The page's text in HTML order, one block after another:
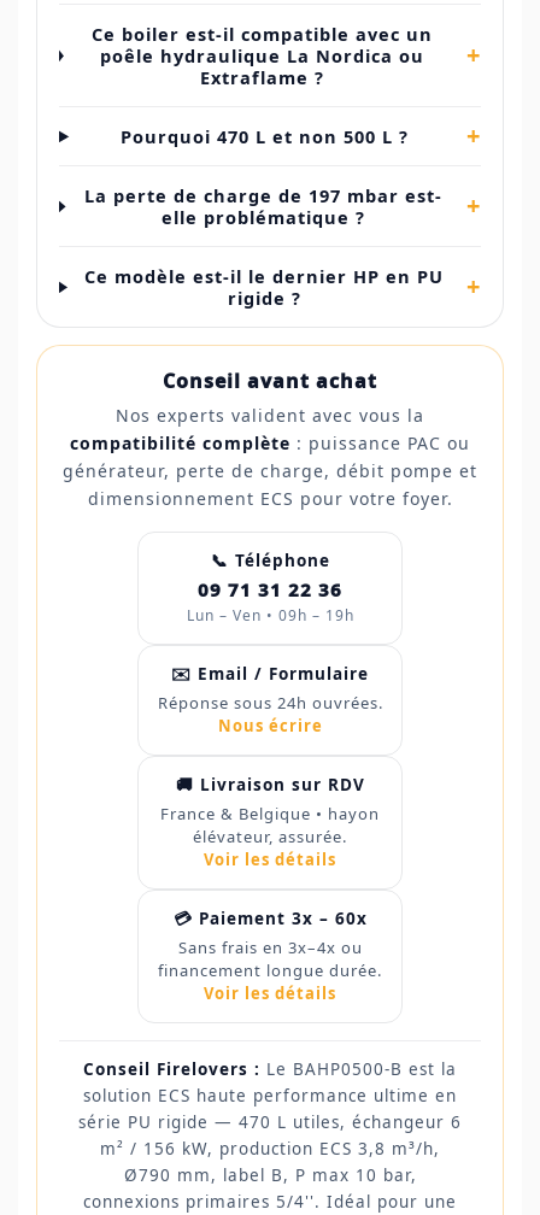
Ce boiler est-il compatible avec un
poêle hydraulique La Nordica ou
Extraflame ?
+
Pourquoi 470 L et non 500 L ? +
La perte de charge de 197 mbar est-
elle problématique ?
+
Ce modèle est-il le dernier HP en PU
rigide ?
+
Conseil avant achat
Nos experts valident avec vous la
compatibilité complète : puissance PAC ou
générateur, perte de charge, débit pompe et
dimensionnement ECS pour votre foyer.
📞 Téléphone
09 71 31 22 36
Lun – Ven • 09h – 19h
✉️ Email / Formulaire
Réponse sous 24h ouvrées.
Nous écrire
🚚 Livraison sur RDV
France & Belgique • hayon
élévateur, assurée.
Voir les détails
💳 Paiement 3x – 60x
Sans frais en 3x–4x ou
financement longue durée.
Voir les détails
Conseil Firelovers : Le BAHP0500-B est la
solution ECS haute performance ultime en
série PU rigide — 470 L utiles, échangeur 6
m² / 156 kW, production ECS 3,8 m³/h,
Ø790 mm, label B, P max 10 bar,
connexions primaires 5/4''. Idéal pour une